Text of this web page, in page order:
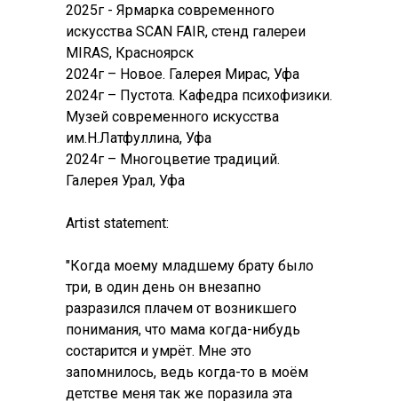
2025г - Ярмарка современного
искусства SCAN FAIR, стенд галереи
MIRAS, Красноярск
2024г – Новое. Галерея Мирас, Уфа
2024г – Пустота. Кафедра психофизики.
Музей современного искусства
им.Н.Латфуллина, Уфа
2024г – Многоцветие традиций.
Галерея Урал, Уфа
Artist statement:
"Когда моему младшему брату было
три, в один день он внезапно
разразился плачем от возникшего
понимания, что мама когда-нибудь
состарится и умрёт. Мне это
запомнилось, ведь когда-то в моём
детстве меня так же поразила эта